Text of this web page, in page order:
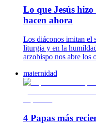
Lo que Jesús hizo
hacen ahora
Los diáconos imitan el
liturgia y en la
arzobispo nos abre los
maternidad
4 Papas más